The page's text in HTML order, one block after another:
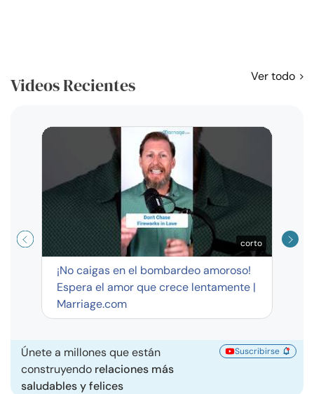
Videos Recientes Ver todo
corto
¡No caigas en el bombardeo amoroso!
Espera el amor que crece lentamente |
Marriage.com
Únete a millones que están
construyendo relaciones más
saludables y felices
Suscribirse